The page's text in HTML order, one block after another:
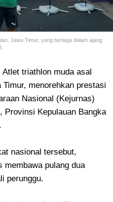
Jawa Timur, yang berlaga dalam ajang
Atlet triathlon muda asal
menorehkan prestasi
Nasional (Kejurnas)
Provinsi Kepulauan Bangka
nasional tersebut,
membawa pulang dua
perunggu.